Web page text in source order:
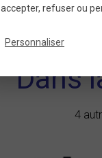
Dans
4
accepter, refuser ou
Personnaliser